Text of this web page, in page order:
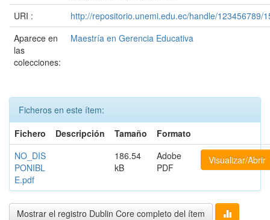
URI :
http://repositorio.unemi.edu.ec/handle/123456789/
Aparece en
las
colecciones:
Maestría en Gerencia Educativa
Ficheros en este ítem:
Fichero
Descripción Tamaño
Formato
NO_DIS
PONIBL
E.pdf
186.54
kB
Adobe
PDF
Visualizar/Abrir
Mostrar el registro Dublin Core completo del ítem